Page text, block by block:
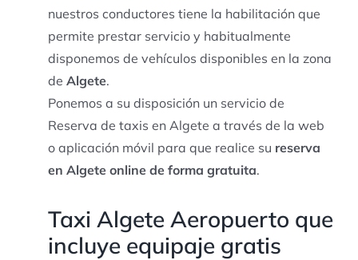
nuestros conductores tiene la habilitación que
permite prestar servicio y habitualmente
disponemos de vehículos disponibles en la zona
de Algete.
Ponemos a su disposición un servicio de
Reserva de taxis en Algete a través de la web
o aplicación móvil para que realice su reserva
en Algete online de forma gratuita.
Taxi Algete Aeropuerto que
incluye equipaje gratis